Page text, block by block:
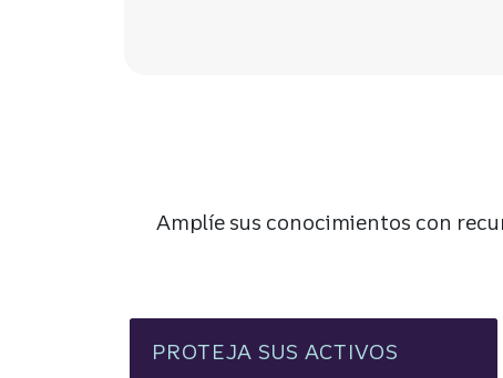
Amplíe sus conocimientos con
PROTEJA SUS ACTIVOS